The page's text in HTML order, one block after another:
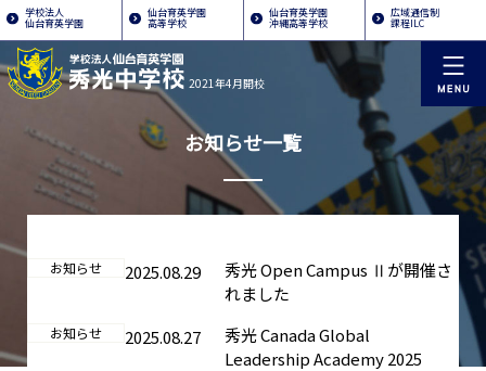
学校法人
仙台育英学園
仙台育英学園
高等学校
仙台育英学園
沖縄高等学校
広域通信制
課程ILC
2021年4月開校
お知らせ一覧
お知らせ 2025.08.29
秀光 Open Campus Ⅱが開催さ
れました
お知らせ 2025.08.27
秀光 Canada Global
Leadership Academy 2025